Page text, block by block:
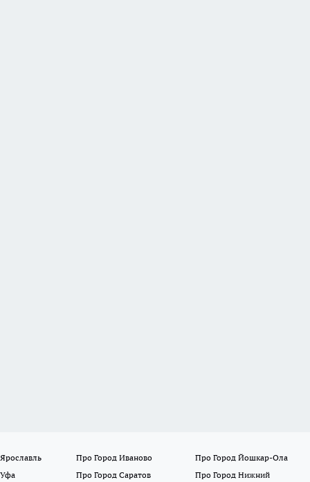
Про Город Иваново
Про Город Йошкар-Ола
Про Город Саратов Про Город Нижний